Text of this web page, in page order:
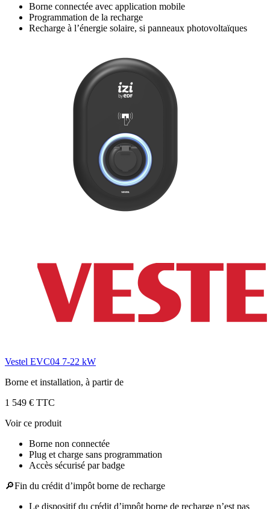
Borne connectée avec application mobile
Programmation de la recharge
Recharge à l’énergie solaire, si panneaux photovoltaïques
Vestel EVC04 7-22 kW
Borne et installation, à partir de
1 549 € TTC
Voir ce produit
Borne non connectée
Plug et charge sans programmation
Accès sécurisé par badge
🔎Fin du crédit d’impôt borne de recharge
Le dispositif du crédit d’impôt borne de recharge n’est pas